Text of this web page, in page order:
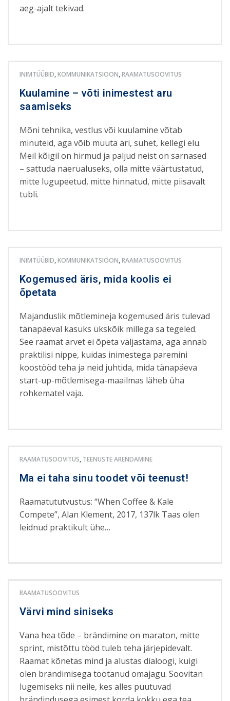
aeg-ajalt tekivad.
INIMTÜÜBID,KOMMUNIKATSIOON,RAAMATUSOOVITUS
Kuulamine – võti inimestest aru
saamiseks
Mõni tehnika, vestlus või kuulamine võtab
minuteid, aga võib muuta äri, suhet, kellegi elu.
Meil kõigil on hirmud ja paljud neist on sarnased
– sattuda naerualuseks, olla mitte väärtustatud,
mitte lugupeetud, mitte hinnatud, mitte piisavalt
tubli.
INIMTÜÜBID,KOMMUNIKATSIOON,RAAMATUSOOVITUS
Kogemused äris, mida koolis ei
õpetata
Majanduslik mõtlemineja kogemused äris tulevad
tänapäeval kasuks ükskõik millega sa tegeled.
See raamat arvet ei õpeta väljastama, aga annab
praktilisi nippe, kuidas inimestega paremini
koostööd teha ja neid juhtida, mida tänapäeva
start-up-mõtlemisega-maailmas läheb üha
rohkematel vaja.
RAAMATUSOOVITUS, TEENUSTE ARENDAMINE
Ma ei taha sinu toodet või teenust!
Raamatututvustus: “When Coffee & Kale
Compete”, Alan Klement, 2017, 137lk Taas olen
leidnud praktikult ühe…
RAAMATUSOOVITUS
Värvi mind siniseks
Vana hea tõde – brändimine on maraton, mitte
sprint, mistõttu tööd tuleb teha järjepidevalt.
Raamat kõnetas mind ja alustas dialoogi, kuigi
olen brändimisega töötanud omajagu. Soovitan
lugemiseks nii neile, kes alles puutuvad